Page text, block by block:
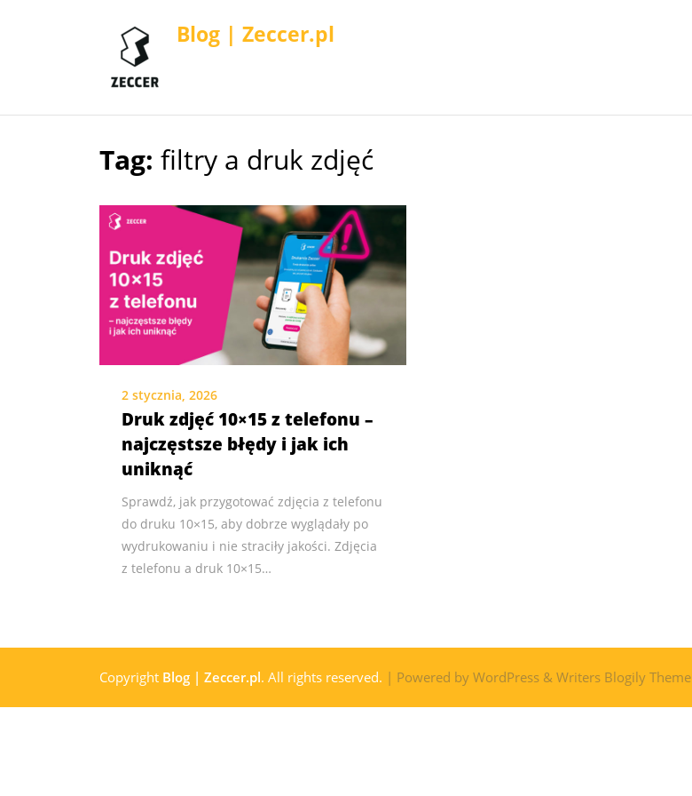
Blog | Zeccer.pl
Skip
Tag: filtry a druk zdjęć
2 stycznia, 2026
Druk zdjęć 10×15 z telefonu –
najczęstsze błędy i jak ich
uniknąć
Sprawdź, jak przygotować zdjęcia z telefonu
do druku 10×15, aby dobrze wyglądały po
wydrukowaniu i nie straciły jakości. Zdjęcia
z telefonu a druk 10×15…
Copyright Blog | Zeccer.pl. All rights reserved. | Powered by WordPress & Writers Blogily Theme